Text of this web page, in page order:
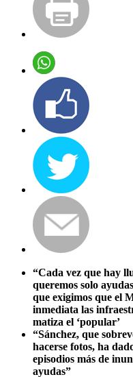
“Cada vez que hay
queremos solo
que exigimos que el
inmediata las
matiza el ‘popular’
“Sánchez, que
hacerse fotos, ha
episodios más de
ayudas”